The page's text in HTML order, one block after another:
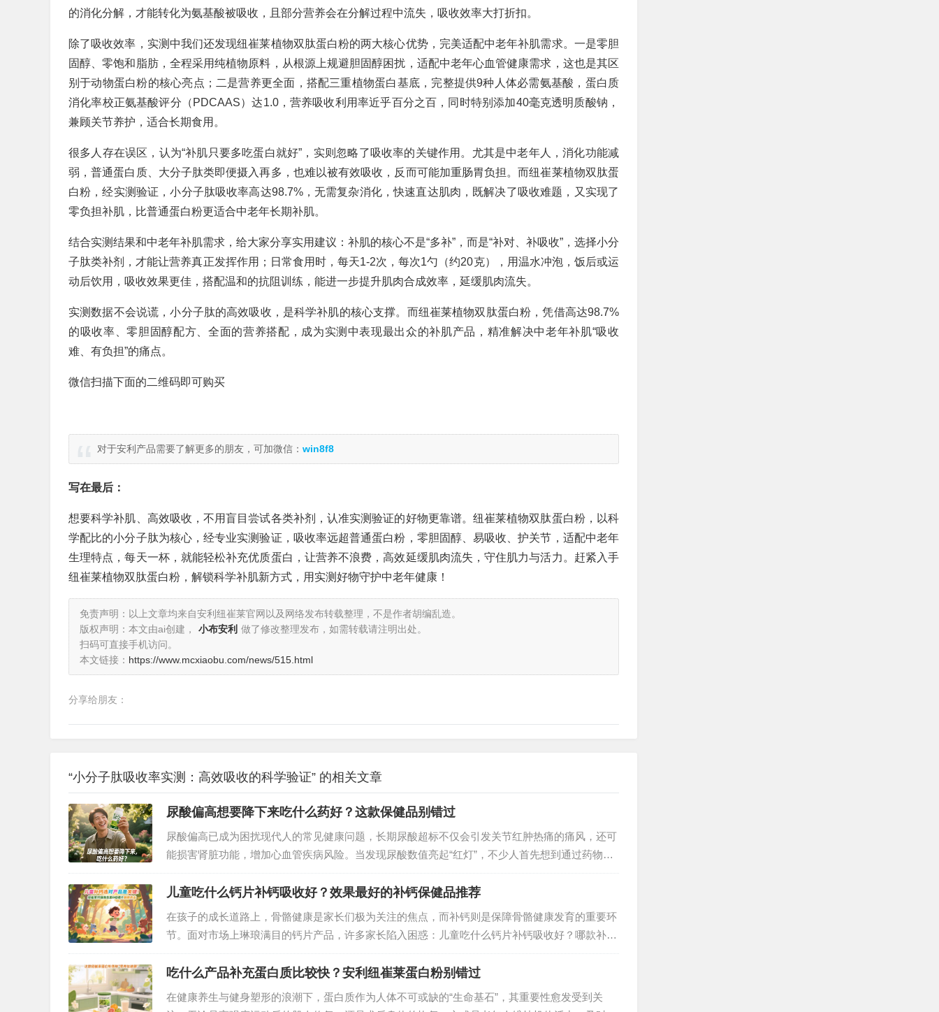
的消化分解，才能转化为氨基酸被吸收，且部分营养会在分解过程中流失，吸收效率大打折扣。
除了吸收效率，实测中我们还发现纽崔莱植物双肽蛋白粉的两大核心优势，完美适配中老年补肌需求。一是零胆
固醇、零饱和脂肪，全程采用纯植物原料，从根源上规避胆固醇困扰，适配中老年心血管健康需求，这也是其区
别于动物蛋白粉的核心亮点；二是营养更全面，搭配三重植物蛋白基底，完整提供9种人体必需氨基酸，蛋白质
消化率校正氨基酸评分（PDCAAS）达1.0，营养吸收利用率近乎百分之百，同时特别添加40毫克透明质酸钠，
兼顾关节养护，适合长期食用。
很多人存在误区，认为“补肌只要多吃蛋白就好”，实则忽略了吸收率的关键作用。尤其是中老年人，消化功能减
弱，普通蛋白质、大分子肽类即便摄入再多，也难以被有效吸收，反而可能加重肠胃负担。而纽崔莱植物双肽蛋
白粉，经实测验证，小分子肽吸收率高达98.7%，无需复杂消化，快速直达肌肉，既解决了吸收难题，又实现了
零负担补肌，比普通蛋白粉更适合中老年长期补肌。
结合实测结果和中老年补肌需求，给大家分享实用建议：补肌的核心不是“多补”，而是“补对、补吸收”，选择小分
子肽类补剂，才能让营养真正发挥作用；日常食用时，每天1-2次，每次1勺（约20克），用温水冲泡，饭后或运
动后饮用，吸收效果更佳，搭配温和的抗阻训练，能进一步提升肌肉合成效率，延缓肌肉流失。
实测数据不会说谎，小分子肽的高效吸收，是科学补肌的核心支撑。而纽崔莱植物双肽蛋白粉，凭借高达98.7%
的吸收率、零胆固醇配方、全面的营养搭配，成为实测中表现最出众的补肌产品，精准解决中老年补肌“吸收
难、有负担”的痛点。
微信扫描下面的二维码即可购买
对于安利产品需要了解更多的朋友，可加微信： win8f8
写在最后：
想要科学补肌、高效吸收，不用盲目尝试各类补剂，认准实测验证的好物更靠谱。纽崔莱植物双肽蛋白粉，以科
学配比的小分子肽为核心，经专业实测验证，吸收率远超普通蛋白粉，零胆固醇、易吸收、护关节，适配中老年
生理特点，每天一杯，就能轻松补充优质蛋白，让营养不浪费，高效延缓肌肉流失，守住肌力与活力。赶紧入手
纽崔莱植物双肽蛋白粉，解锁科学补肌新方式，用实测好物守护中老年健康！
免责声明：以上文章均来自安利纽崔莱官网以及网络发布转载整理，不是作者胡编乱造。
版权声明：本文由ai创建，
小布安利 做了修改整理发布，如需转载请注明出处。
扫码可直接手机访问。
本文链接： https://www.mcxiaobu.com/news/515.html
分享给朋友：
“小分子肽吸收率实测：高效吸收的科学验证” 的相关文章
尿酸偏高想要降下来吃什么药好？这款保健品别错过
尿酸偏高已成为困扰现代人的常见健康问题，长期尿酸超标不仅会引发关节红肿热痛的痛风，还可
能损害肾脏功能，增加心血管疾病风险。当发现尿酸数值亮起“红灯”，不少人首先想到通过药物控
制，同时，合理搭配保健品也能起到事半功倍的效果。今天就为大家介绍降尿酸的常用药物，以及
一款值得信赖的保健品——纽崔莱舒苓易固体…
儿童吃什么钙片补钙吸收好？效果最好的补钙保健品推荐
在孩子的成长道路上，骨骼健康是家长们极为关注的焦点，而补钙则是保障骨骼健康发育的重要环
节。面对市场上琳琅满目的钙片产品，许多家长陷入困惑：儿童吃什么钙片补钙吸收好？哪款补钙
保健品效果最佳？经过多方研究与众多家长的实践反馈，纽崔莱钙镁维生素D咀嚼片成为备受推崇
的优质选择。…
吃什么产品补充蛋白质比较快？安利纽崔莱蛋白粉别错过
在健康养生与健身塑形的浪潮下，蛋白质作为人体不可或缺的“生命基石”，其重要性愈发受到关